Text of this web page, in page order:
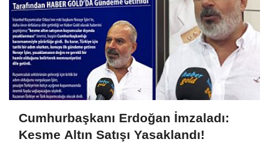
Cumhurbaşkanı Erdoğan İmzaladı:
Kesme Altın Satışı Yasaklandı!